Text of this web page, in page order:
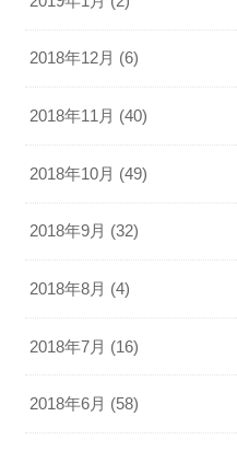
2018年12月 (6)
2018年11月 (40)
2018年10月 (49)
2018年9月 (32)
2018年8月 (4)
2018年7月 (16)
2018年6月 (58)